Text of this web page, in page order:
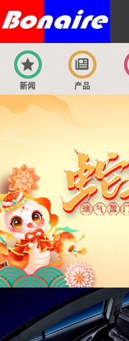
新闻 产品